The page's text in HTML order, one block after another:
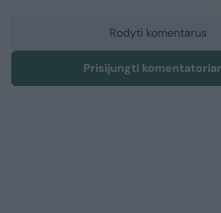
Rodyti komentarus
Prisijungti